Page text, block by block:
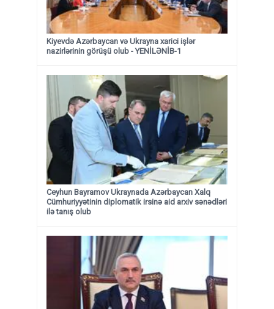
Kiyevdə Azərbaycan və Ukrayna xarici işlər
nazirlərinin görüşü olub - YENİLƏNİB-1
Ceyhun Bayramov Ukraynada Azərbaycan Xalq
Cümhuriyyətinin diplomatik irsinə aid arxiv sənədləri
ilə tanış olub